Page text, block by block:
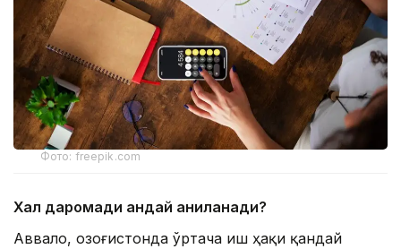
Фото: freepik.com
Халқ даромади қандай аниқланади?
Аввало, Қозоғистонда ўртача иш ҳақи қандай